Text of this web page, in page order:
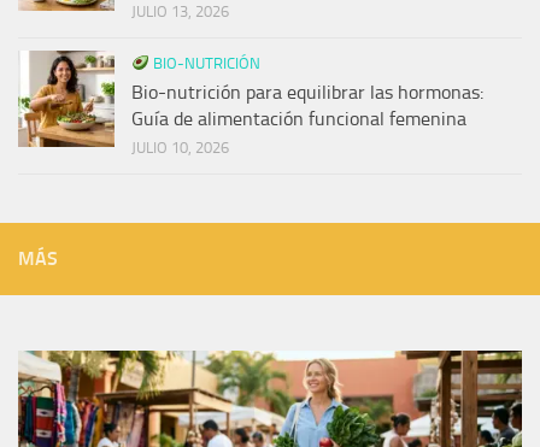
JULIO 13, 2026
BIO-NUTRICIÓN
Bio-nutrición para equilibrar las hormonas:
Guía de alimentación funcional femenina
JULIO 10, 2026
MÁS